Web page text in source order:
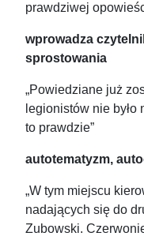
prawdziwej
wprowadza
sprostowania
„Powiedziane już
legionistów nie było
to prawdzie”
autotematyzm,
„W tym miejscu
nadających się do
Zubowski.